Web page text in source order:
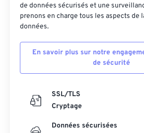
de données sécurisés et une
prenons en charge tous les aspects de
données.
En savoir plus sur notre
de sécurité
SSL/TLS
Cryptage
Données sécurisées